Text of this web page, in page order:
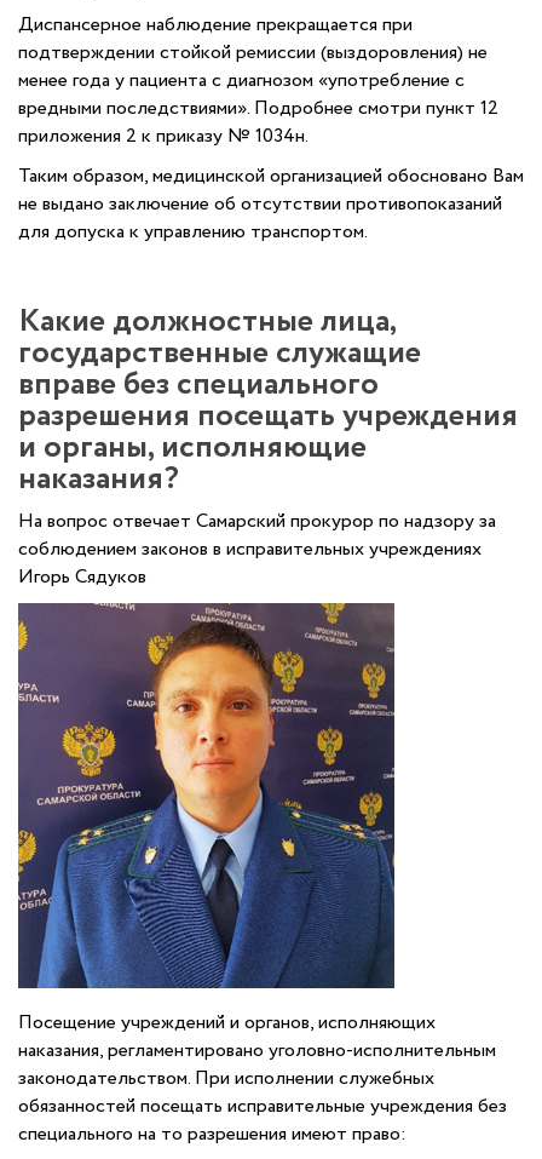
Диспансерное наблюдение прекращается при
подтверждении стойкой ремиссии (выздоровления) не
менее года у пациента с диагнозом «употребление с
вредными последствиями». Подробнее смотри пункт 12
приложения 2 к приказу № 1034н.
Таким образом, медицинской организацией обосновано Вам
не выдано заключение об отсутствии противопоказаний
для допуска к управлению транспортом.
Какие должностные лица,
государственные служащие
вправе без специального
разрешения посещать учреждения
и органы, исполняющие
наказания?
На вопрос отвечает Самарский прокурор по надзору за
соблюдением законов в исправительных учреждениях
Игорь Сядуков
Посещение учреждений и органов, исполняющих
наказания, регламентировано уголовно-исполнительным
законодательством. При исполнении служебных
обязанностей посещать исправительные учреждения без
специального на то разрешения имеют право: